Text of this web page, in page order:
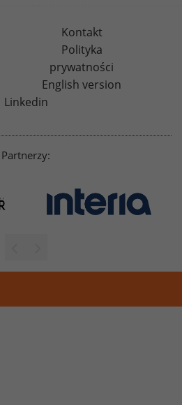
Kontakt
Polityka
prywatności
English version
Linkedin
Partnerzy: